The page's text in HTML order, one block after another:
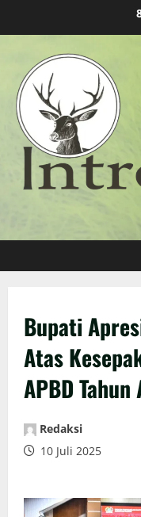
Bupati
Atas
APBD
Redaksi
10 Juli 2025